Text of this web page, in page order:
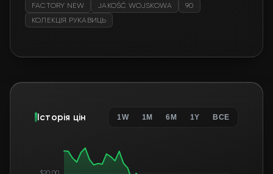
FACTORY NEW
JAKOŚĆ WOJSKOWA
90
КОЛЕКЦІЯ РУКАВИЦЬ
Історія цін 1W 1M 6M 1Y ВСЕ